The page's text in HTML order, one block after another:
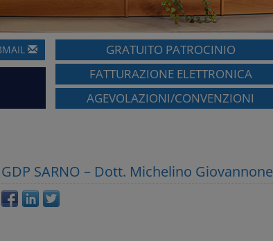
GRATUITO PATROCINIO
FATTURAZIONE ELETTRONICA
AGEVOLAZIONI/CONVENZIONI
GDP SARNO – Dott. Michelino Giovannone